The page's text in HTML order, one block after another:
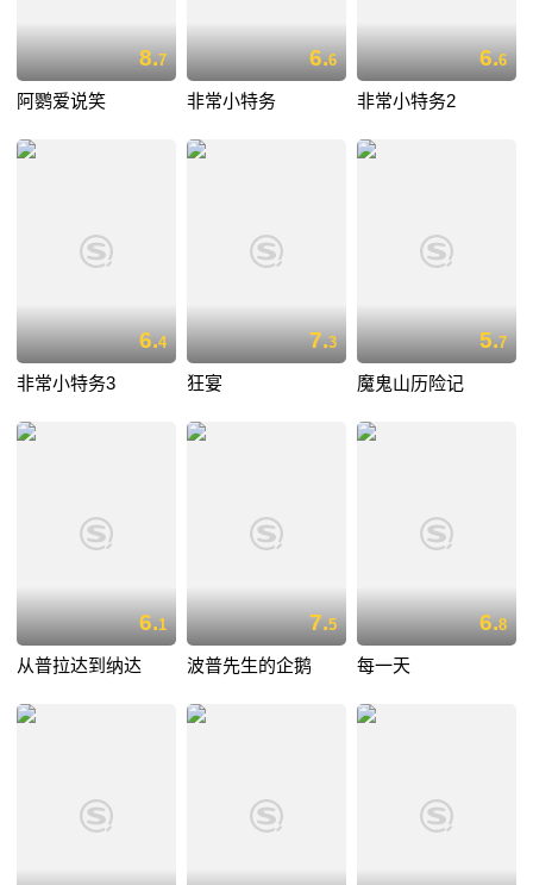
8.7
阿鹦爱说笑
6.6
非常小特务
6.6
非常小特务2
6.4
非常小特务3
7.3
狂宴
5.7
魔鬼山历险记
6.1
从普拉达到纳达
7.5
波普先生的企鹅
6.8
每一天